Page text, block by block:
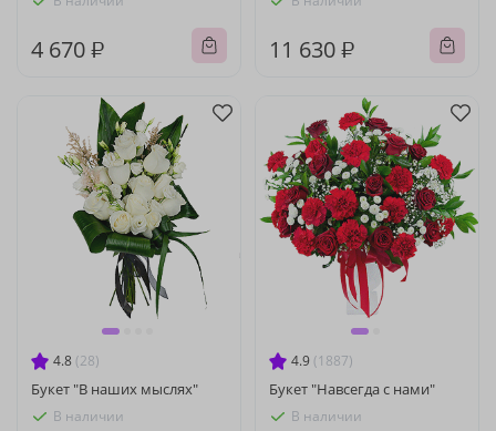
4 670 ₽ 11 630 ₽
4.8 (28)
Букет "В наших мыслях"
В наличии
4.9 (1887)
Букет "Навсегда с нами"
В наличии